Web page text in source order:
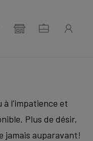
à l'impatience et
Plus de désir,
jamais auparavant!